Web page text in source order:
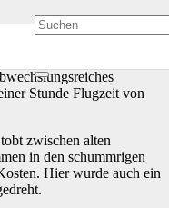
Polens und eine der
Stunde Flugzeit von
zwischen alten
in den schummrigen
Hier wurde auch ein